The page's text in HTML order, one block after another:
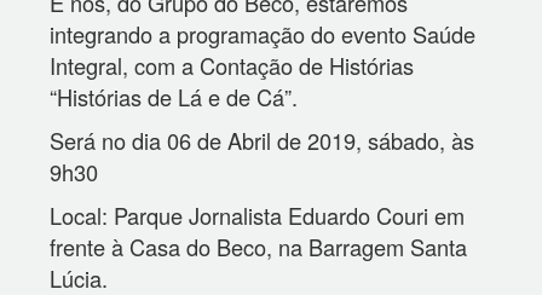
integrando a programação do evento Saúde
Integral, com a Contação de Histórias
“Histórias de Lá e de Cá”.
Será no dia 06 de Abril de 2019, sábado, às
9h30
Local: Parque Jornalista Eduardo Couri em
frente à Casa do Beco, na Barragem Santa
Lúcia.